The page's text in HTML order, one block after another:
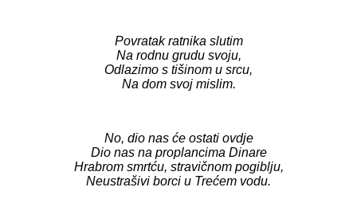
Povratak ratnika slutim
Na rodnu grudu svoju,
Odlazimo s tišinom u srcu,
Na dom svoj mislim.
No, dio nas će ostati ovdje
Dio nas na proplancima Dinare
Hrabrom smrtću, stravičnom pogiblju,
Neustrašivi borci u Trećem vodu.